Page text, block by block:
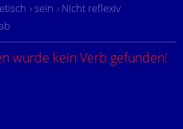
› sein › Nicht reflexiv
wurde kein Verb gefunden!